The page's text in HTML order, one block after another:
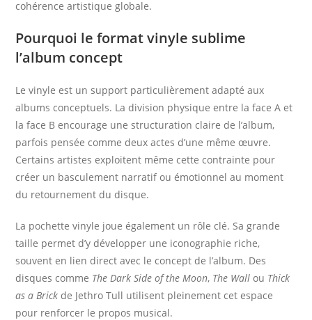
cohérence artistique globale.
Pourquoi le format vinyle sublime
l’album concept
Le vinyle est un support particulièrement adapté aux
albums conceptuels. La division physique entre la face A et
la face B encourage une structuration claire de l’album,
parfois pensée comme deux actes d’une même œuvre.
Certains artistes exploitent même cette contrainte pour
créer un basculement narratif ou émotionnel au moment
du retournement du disque.
La pochette vinyle joue également un rôle clé. Sa grande
taille permet d’y développer une iconographie riche,
souvent en lien direct avec le concept de l’album. Des
disques comme The Dark Side of the Moon, The Wall ou Thick
as a Brick de Jethro Tull utilisent pleinement cet espace
pour renforcer le propos musical.